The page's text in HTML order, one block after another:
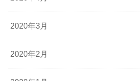
2020年3月
2020年2月